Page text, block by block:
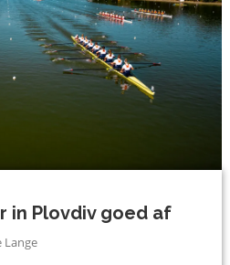
in Plovdiv goed af
Lange